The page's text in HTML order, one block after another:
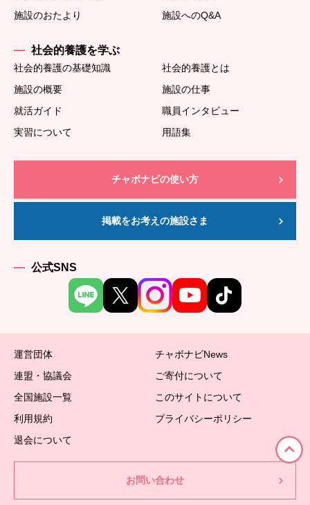
施設のおたより
施設へのQ&A
社会的養護を学ぶ
社会的養護の基礎知識
社会的養護とは
施設の概要
施設の仕事
就活ガイド
職員インタビュー
実習について
用語集
チャボナビの使い方
掲載をお考えの施設さま
公式SNS
運営団体
チャボナビNews
連盟・協議会
ご寄付について
全国施設一覧
このサイトについて
利用規約
プライバシーポリシー
退会について
お問い合わせ